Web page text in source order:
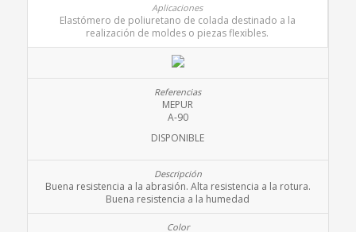
Elastómero de poliuretano de colada destinado a la
realización de moldes o piezas flexibles.
MEPUR
A-90
DISPONIBLE
Buena resistencia a la abrasión. Alta resistencia a la rotura.
Buena resistencia a la humedad